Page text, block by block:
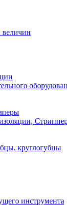
величин
круглогубцы
инструмента